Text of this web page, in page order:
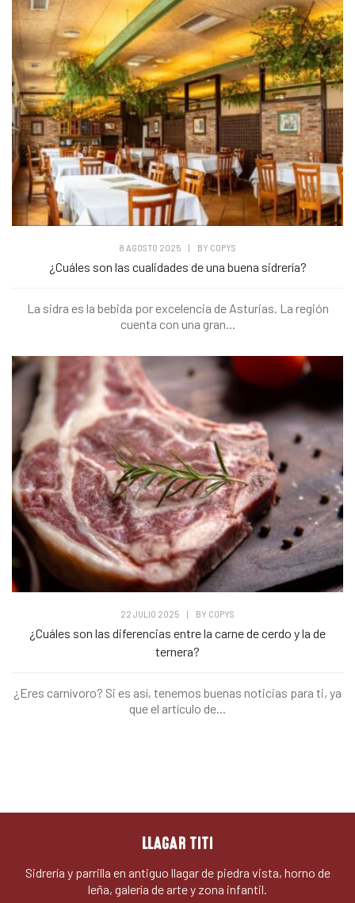
8 AGOSTO 2025 | BY COPYS
¿Cuáles son las cualidades de una buena sidrería?
La sidra es la bebida por excelencia de Asturias. La región
cuenta con una gran...
22 JULIO 2025 BY COPYS
¿Cuáles son las diferencias entre la carne de cerdo y la de
ternera?
¿Eres carnívoro? Si es así, tenemos buenas noticias para ti, ya
que el artículo de...
LLAGAR TITI
Sidrería y parrilla en antiguo llagar de piedra vista, horno de
leña, galería de arte y zona infantil.